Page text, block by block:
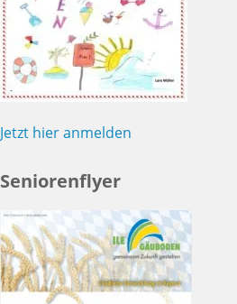
Jetzt hier anmelden
Seniorenflyer